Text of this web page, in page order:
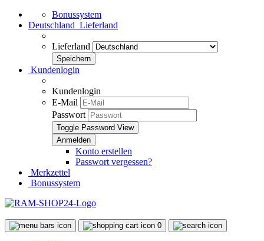
Bonussystem
Deutschland Lieferland
Lieferland
Kundenlogin
Kundenlogin
E-Mail
Passwort
Toggle Password View
Konto erstellen
Passwort vergessen?
Merkzettel
Bonussystem
0